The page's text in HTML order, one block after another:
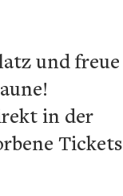
und freue
in der
Tickets